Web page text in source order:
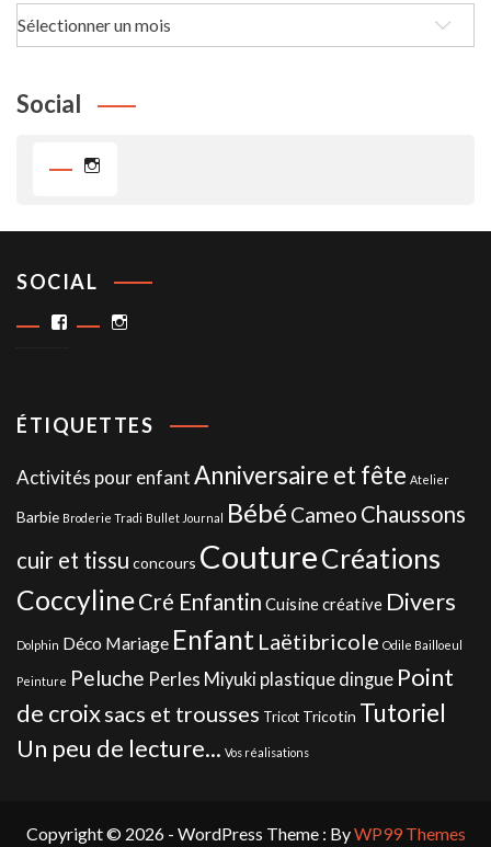
Social
SOCIAL
Facebook
ÉTIQUETTES
Activités pour enfantAnniversaire et fête Atelier
Barbie Broderie Tradi Bullet Journal Bébé Cameo Chaussons
cuir et tissu concours CoutureCréations
CoccylineCré Enfantin Cuisine créative Divers
Dolphin Déco Mariage Enfant Laëtibricole Odile Bailloeul
Peinture Peluche Perles Miyuki plastique dingue Point
de croixsacs et trousses Tricot Tricotin Tutoriel
Un peu de lecture... Vos réalisations
Copyright © 2026 - WordPress Theme : ByWP99 Themes